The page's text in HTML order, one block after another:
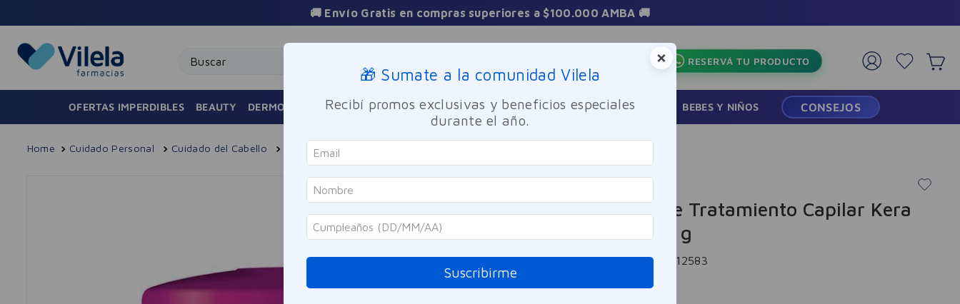
🚚 Envío Gratis en compras superiores a $100.000 AMBA 🚚
RESERVÁ TU PRODUCTO
OFERTAS IMPERDIBLES BEAUTY DERMOCOSMÉTICA FRAGANCIAS CUIDADO PERSONAL BIENESTAR Y FARMACIA BEBES Y NIÑOS CONSEJOS
Cuidado Personal Cuidado del Cabello Tratamiento
Elvive
Crema de Tratamiento Capilar Kera
Liso 300 g
Referencia -312583
$ 11.190
×
🎁 Sumate a la comunidad Vilela
Recibí promos exclusivas y beneficios especiales
durante el año.
Suscribirme